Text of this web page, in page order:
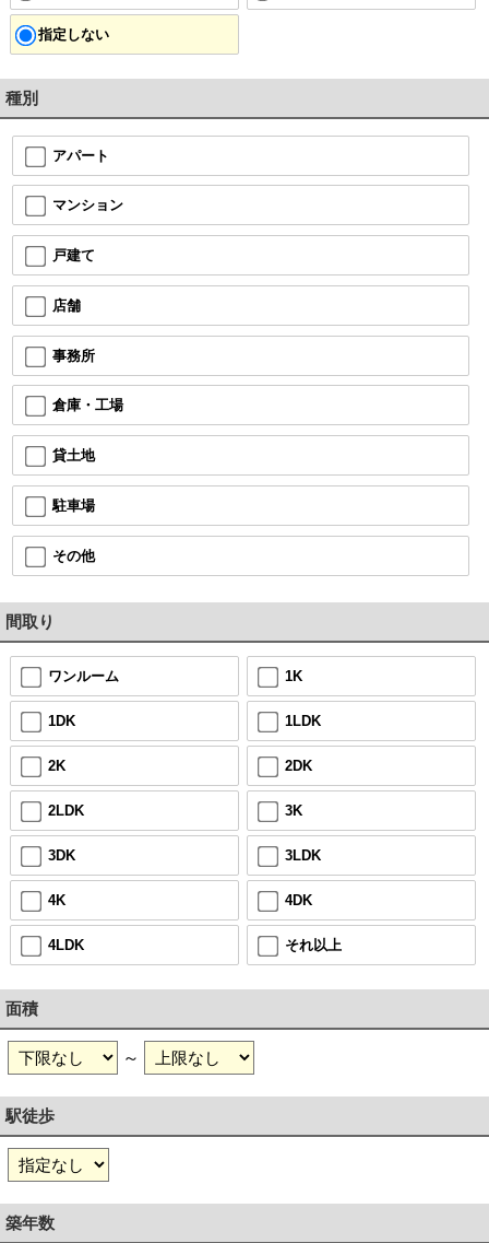
指定しない
種別
アパート
マンション
戸建て
店舗
事務所
倉庫・工場
貸土地
駐車場
その他
間取り
ワンルーム 1K
1DK 1LDK
2K 2DK
2LDK 3K
3DK 3LDK
4K 4DK
4LDK それ以上
面積
～
駅徒歩
築年数